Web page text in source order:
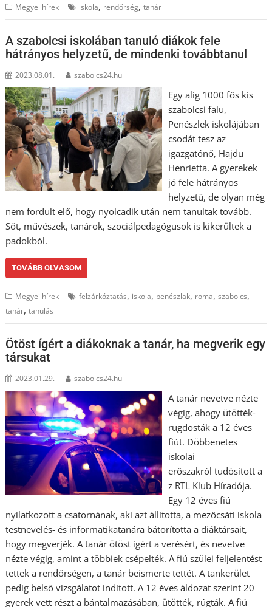
Megyei hírek iskola, rendőrség,tanár
A szabolcsi iskolában tanuló diákok fele
hátrányos helyzetű, de mindenki továbbtanul
2023.08.01. szabolcs24.hu
Egy alig 1000 fős kis
szabolcsi falu,
Penészlek iskolájában
csodát tesz az
igazgatónő, Hajdu
Henrietta. A gyerekek
jó fele hátrányos
helyzetű, de olyan még
nem fordult elő, hogy nyolcadik után nem tanultak tovább.
Sőt, művészek, tanárok, szociálpedagógusok is kikerültek a
padokból.
TOVÁBB OLVASOM
Megyei hírek felzárkóztatás, iskola, penészlak, roma,szabolcs,
tanár,tanulás
Ötöst ígért a diákoknak a tanár, ha megverik egy
társukat
2023.01.29. szabolcs24.hu
A tanár nevetve nézte
végig, ahogy ütötték-
rugdosták a 12 éves
fiút. Döbbenetes
iskolai
erőszakról tudósított a
z RTL Klub Híradója.
Egy 12 éves fiú
nyilatkozott a csatornának, aki azt állította, a mezőcsáti iskola
testnevelés- és informatikatanára bátorította a diáktársait,
hogy megverjék. A tanár ötöst ígért a verésért, és nevetve
nézte végig, amint a többiek csépelték. A fiú szülei feljelentést
tettek a rendőrségen, a tanár beismerte tettét. A tankerület
pedig belső vizsgálatot indított. A 12 éves áldozat szerint 20
gyerek vett részt a bántalmazásában, ütötték, rúgták. A fiú